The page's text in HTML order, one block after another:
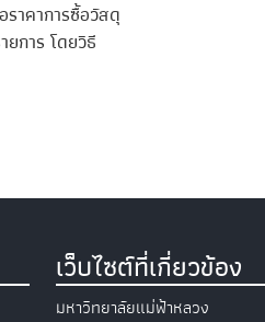
ราคาการซื้อวัสดุ
การ โดยวิธี
เว็บไซต์ที่เกี่ยวข้อง
มหาวิทยาลัยแม่ฟ้าหลวง